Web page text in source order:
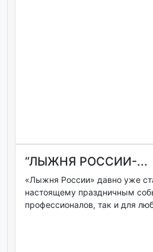
“ЛЫЖНЯ РОССИИ-...
«Лыжня России» давно уже
настоящему праздничным
профессионалов, так и для